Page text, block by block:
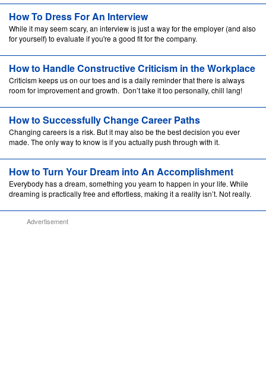
How To Dress For An Interview
While it may seem scary, an interview is just a way for the employer (and also
for yourself) to evaluate if you're a good fit for the company.
How to Handle Constructive Criticism in the Workplace
Criticism keeps us on our toes and is a daily reminder that there is always
room for improvement and growth. Don’t take it too personally, chill lang!
How to Successfully Change Career Paths
Changing careers is a risk. But it may also be the best decision you ever
made. The only way to know is if you actually push through with it.
How to Turn Your Dream into An Accomplishment
Everybody has a dream, something you yearn to happen in your life. While
dreaming is practically free and effortless, making it a reality isn’t. Not really.
Advertisement